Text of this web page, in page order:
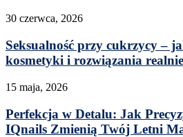
30 czerwca, 2026
Seksualność przy cukrzycy –
kosmetyki i rozwiązania
15 maja, 2026
Perfekcja w Detalu: Jak
IQnails Zmienią Twój Letni